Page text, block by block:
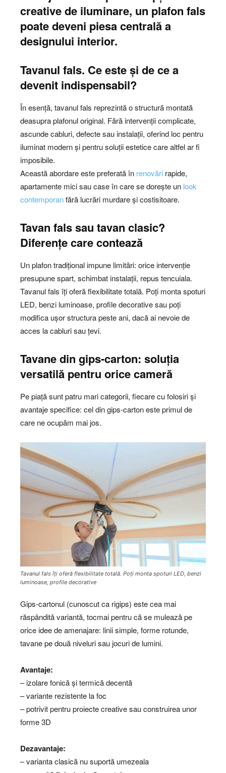
creative de iluminare, un plafon fals
poate deveni piesa centrală a
designului interior.
Tavanul fals. Ce este și de ce a
devenit indispensabil?
În esență, tavanul fals reprezintă o structură montată
deasupra plafonul original. Fără intervenții complicate,
ascunde cabluri, defecte sau instalații, oferind loc pentru
iluminat modern și pentru soluții estetice care altfel ar fi
imposibile.
Această abordare este preferată în renovări rapide,
apartamente mici sau case în care se dorește un look
contemporanfără lucrări murdare și costisitoare.
Tavan fals sau tavan clasic?
Diferențe care contează
Un plafon tradițional impune limitări: orice intervenție
presupune spart, schimbat instalații, repus tencuiala.
Tavanul fals îți oferă flexibilitate totală. Poți monta spoturi
LED, benzi luminoase, profile decorative sau poți
modifica ușor structura peste ani, dacă ai nevoie de
acces la cabluri sau țevi.
Tavane din gips-carton: soluția
versatilă pentru orice cameră
Pe piață sunt patru mari categorii, fiecare cu folosiri și
avantaje specifice: cel din gips-carton este primul de
care ne ocupăm mai jos.
Tavanul fals îți oferă flexibilitate totală. Poți monta spoturi LED, benzi
luminoase, profile decorative
Gips-cartonul (cunoscut ca rigips) este cea mai
răspândită variantă, tocmai pentru că se mulează pe
orice idee de amenajare: linii simple, forme rotunde,
tavane pe două niveluri sau jocuri de lumini.
Avantaje:
– izolare fonică și termică decentă
– variante rezistente la foc
– potrivit pentru proiecte creative sau construirea unor
forme 3D
Dezavantaje:
– varianta clasică nu suportă umezeala